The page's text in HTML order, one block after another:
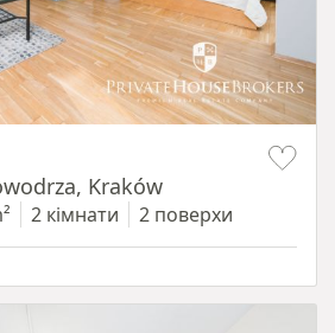
Kraków
2 кімнати 2 поверхи